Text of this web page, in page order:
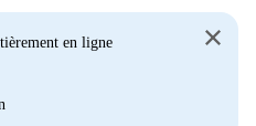
en ligne